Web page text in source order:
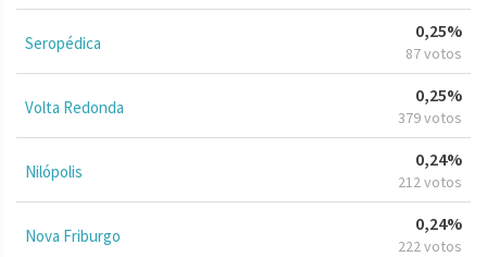
Seropédica
0,25%
87 votos
Volta Redonda
0,25%
379 votos
Nilópolis
0,24%
212 votos
Nova Friburgo
0,24%
222 votos